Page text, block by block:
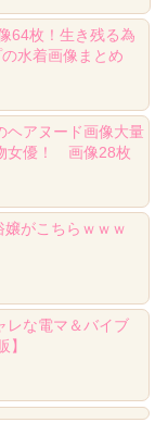
64枚！生き残る為
水着画像まとめ
ヘアヌード画像大量
女優！ 画像28枚
がこちらｗｗｗ
レな電マ＆バイブ
】